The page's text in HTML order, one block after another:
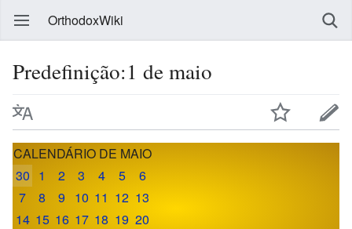
OrthodoxWiki
Predefinição:1 de maio
CALENDÁRIO DE MAIO
30 1 2 3 4 5
6
7
8 9 10 11 12 13
14 15 16 17 18 19 20